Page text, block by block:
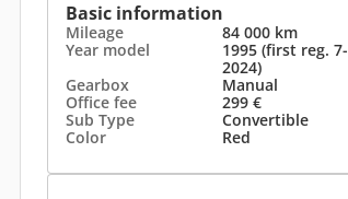
Basic information
Mileage 84 000 km
Year model
1995 (first reg. 7-
2024)
Gearbox
Manual
Office fee
299 €
Sub Type
Convertible
Color
Red